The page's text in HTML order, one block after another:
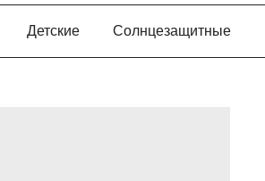
Солнцезащитные
Детские